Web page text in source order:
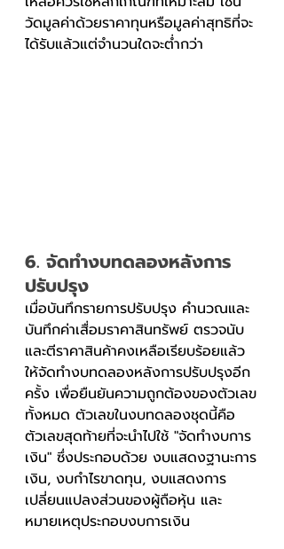
วัดมูลค่าด้วยราคาทุนหรือมูลค่าสุทธิที่จะ
ได้รับแล้วแต่จำนวนใดจะต่ำกว่า
6. จัดทำงบทดลองหลังการ
ปรับปรุง
เมื่อบันทึกรายการปรับปรุง คำนวณและ
บันทึกค่าเสื่อมราคาสินทรัพย์ ตรวจนับ
และตีราคาสินค้าคงเหลือเรียบร้อยแล้ว
ให้จัดทำงบทดลองหลังการปรับปรุงอีก
ครั้ง เพื่อยืนยันความถูกต้องของตัวเลข
ทั้งหมด ตัวเลขในงบทดลองชุดนี้คือ
ตัวเลขสุดท้ายที่จะนำไปใช้ "จัดทำงบการ
เงิน" ซึ่งประกอบด้วย งบแสดงฐานะการ
เงิน, งบกำไรขาดทุน, งบแสดงการ
เปลี่ยนแปลงส่วนของผู้ถือหุ้น และ
หมายเหตุประกอบงบการเงิน